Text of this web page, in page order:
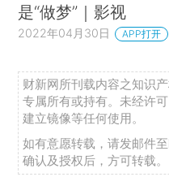
是“做梦”｜影视
2022年04月30日 APP打开
财新网所刊载内容之知识
专属所有或持有。未经许
建立镜像等任何使用。
如有意愿转载，请发邮件至
确认及授权后，方可转载。